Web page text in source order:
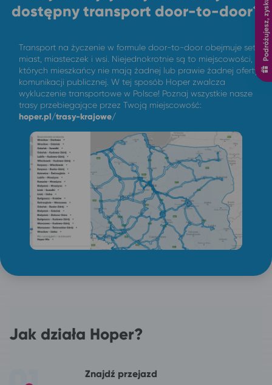
Podróżujesz, zyskujesz
dostępny transport door-to-door?
Transport na życzenie w formule door-to-door obejmuje setki
miast, miasteczek i wsi. Niejednokrotnie są to miejscowości,
których mieszkańcy nie mają żadnej lub prawie żadnej oferty
komunikacji publicznej. W tej sposób Hoper zwalcza
wykluczenie transportowe w Polsce! Poznaj wszystkie nasze
trasy przebiegające przez Twoją miejscowość:
hoper.pl/trasy-krajowe/
Jak działa Hoper?
Znajdź przejazd